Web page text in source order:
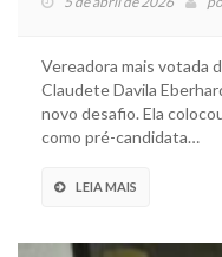
Vereadora mais votada
Claudete Davila
novo desafio. Ela
como pré-candidata…
LEIA MAIS